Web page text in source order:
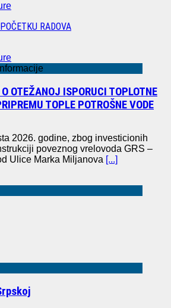
RADOVA
OTEŽANOJ ISPORUCI TOPLOTNE
TOPLE POTROŠNE VODE
2026. godine, zbog investicionih
poveznog vrelovoda GRS –
Ulice Marka Miljanova [...]